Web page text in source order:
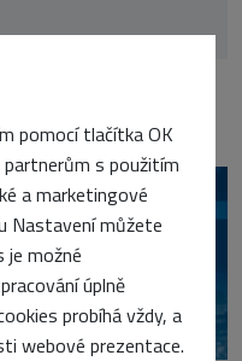
pomocí tlačítka OK
s použitím
a marketingové
Nastavení můžete
je možné
úplně
probíhá vždy, a
webové prezentace.